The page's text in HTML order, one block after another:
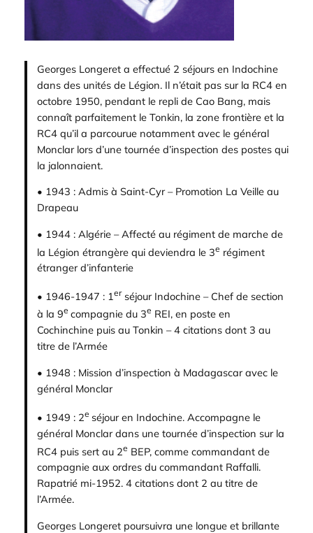
Georges Longeret a effectué 2 séjours en Indochine
dans des unités de Légion. Il n’était pas sur la RC4 en
octobre 1950, pendant le repli de Cao Bang, mais
connaît parfaitement le Tonkin, la zone frontière et la
RC4 qu’il a parcourue notamment avec le général
Monclar lors d’une tournée d’inspection des postes qui
la jalonnaient.
• 1943 : Admis à Saint-Cyr – Promotion La Veille au
Drapeau
• 1944 : Algérie – Affecté au régiment de marche de
la Légion étrangère qui deviendra le 3e régiment
étranger d’infanterie
• 1946-1947 : 1erséjour Indochine – Chef de section
à la 9e compagnie du 3e REI, en poste en
Cochinchine puis au Tonkin – 4 citations dont 3 au
titre de l’Armée
• 1948 : Mission d’inspection à Madagascar avec le
général Monclar
• 1949 : 2e séjour en Indochine. Accompagne le
général Monclar dans une tournée d’inspection sur la
RC4 puis sert au 2e BEP, comme commandant de
compagnie aux ordres du commandant Raffalli.
Rapatrié mi-1952. 4 citations dont 2 au titre de
l’Armée.
Georges Longeret poursuivra une longue et brillante